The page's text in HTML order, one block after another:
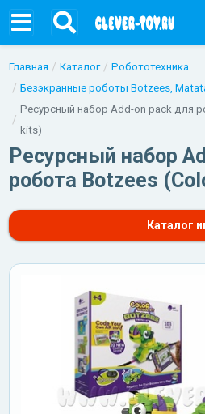
Главная Каталог
Робототехника
Безэкранные роботы Botzees,
Ресурсный набор Add-on pack для
kits)
Ресурсный набор
робота Botzees
Каталог